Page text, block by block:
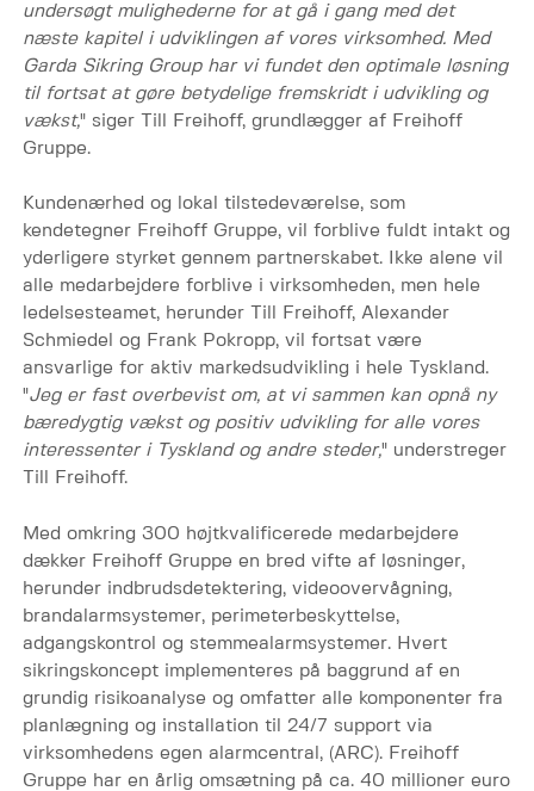
undersøgt mulighederne for at gå i gang med det
næste kapitel i udviklingen af vores virksomhed. Med
Garda Sikring Group har vi fundet den optimale løsning
til fortsat at gøre betydelige fremskridt i udvikling og
vækst," siger Till Freihoff, grundlægger af Freihoff
Gruppe.
Kundenærhed og lokal tilstedeværelse, som
kendetegner Freihoff Gruppe, vil forblive fuldt intakt og
yderligere styrket gennem partnerskabet. Ikke alene vil
alle medarbejdere forblive i virksomheden, men hele
ledelsesteamet, herunder Till Freihoff, Alexander
Schmiedel og Frank Pokropp, vil fortsat være
ansvarlige for aktiv markedsudvikling i hele Tyskland.
"Jeg er fast overbevist om, at vi sammen kan opnå ny
bæredygtig vækst og positiv udvikling for alle vores
interessenter i Tyskland og andre steder," understreger
Till Freihoff.
Med omkring 300 højtkvalificerede medarbejdere
dækker Freihoff Gruppe en bred vifte af løsninger,
herunder indbrudsdetektering, videoovervågning,
brandalarmsystemer, perimeterbeskyttelse,
adgangskontrol og stemmealarmsystemer. Hvert
sikringskoncept implementeres på baggrund af en
grundig risikoanalyse og omfatter alle komponenter fra
planlægning og installation til 24/7 support via
virksomhedens egen alarmcentral, (ARC). Freihoff
Gruppe har en årlig omsætning på ca. 40 millioner euro